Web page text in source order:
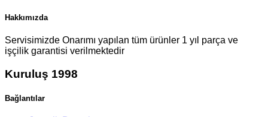
Hakkımızda
Servisimizde Onarımı yapılan tüm ürünler 1 yıl parça ve
işçilik garantisi verilmektedir
Kuruluş 1998
Bağlantılar